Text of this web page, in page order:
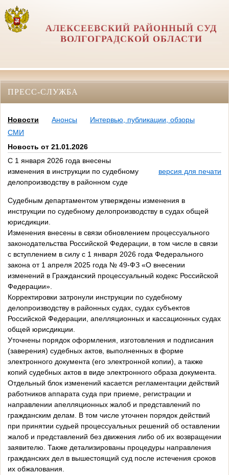
АЛЕКСЕЕВСКИЙ РАЙОННЫЙ СУД
ВОЛГОГРАДСКОЙ ОБЛАСТИ
ПРЕСС-СЛУЖБА
Новости Анонсы
Интервью, публикации, обзоры
СМИ
Новость от 21.01.2026
С 1 января 2026 года внесены
изменения в инструкции по судебному
делопроизводству в районном суде
версия для печати
Судебным департаментом утверждены изменения в
инструкции по судебному делопроизводству в судах общей
юрисдикции.
Изменения внесены в связи обновлением процессуального
законодательства Российской Федерации, в том числе в связи
с вступлением в силу с 1 января 2026 года Федерального
закона от 1 апреля 2025 года № 49-ФЗ «О внесении
изменений в Гражданский процессуальный кодекс Российской
Федерации».
Корректировки затронули инструкции по судебному
делопроизводству в районных судах, судах субъектов
Российской Федерации, апелляционных и кассационных судах
общей юрисдикции.
Уточнены порядок оформления, изготовления и подписания
(заверения) судебных актов, выполненных в форме
электронного документа (его электронной копии), а также
копий судебных актов в виде электронного образа документа.
Отдельный блок изменений касается регламентации действий
работников аппарата суда при приеме, регистрации и
направлении апелляционных жалоб и представлений по
гражданским делам. В том числе уточнен порядок действий
при принятии судьей процессуальных решений об оставлении
жалоб и представлений без движения либо об их возвращении
заявителю. Также детализированы процедуры направления
гражданских дел в вышестоящий суд после истечения сроков
их обжалования.